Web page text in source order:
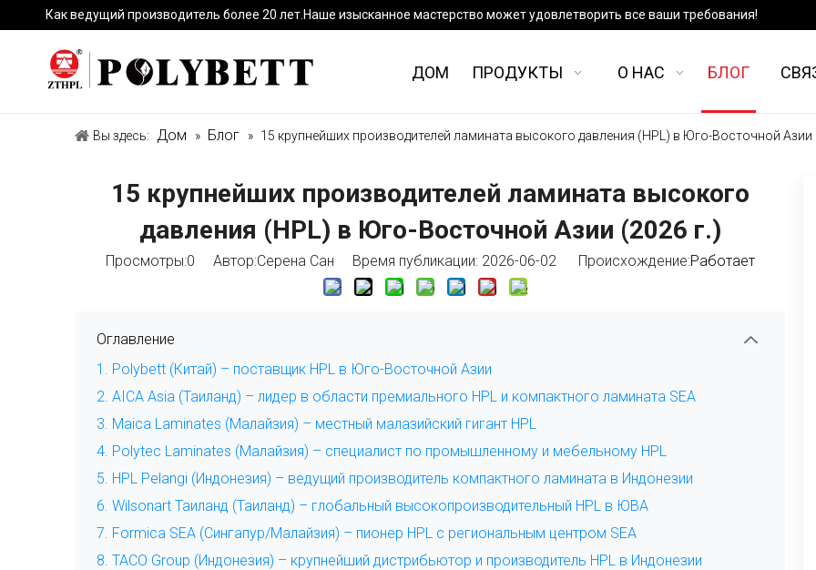
Как ведущий производитель более 20 лет.Наше изысканное мастерство может удовлетворить все ваши требования!
ДОМ ПРОДУКТЫ О НАС БЛОГ
Вы здесь: Дом » Блог » 15 крупнейших производителей ламината высокого давления (HPL) в Юго-Восточной Азии
15 крупнейших производителей ламината высокого
давления (HPL) в Юго-Восточной Азии (2026 г.)
Просмотры:0 Автор:Серена Сан Время публикации: 2026-06-02 Происхождение:Работает
Оглавление
1. Polybett (Китай) – поставщик HPL в Юго-Восточной Азии
2. AICA Asia (Таиланд) – лидер в области премиального HPL и компактного ламината SEA
3. Maica Laminates (Малайзия) – местный малазийский гигант HPL
4. Polytec Laminates (Малайзия) – специалист по промышленному и мебельному HPL
5. HPL Pelangi (Индонезия) – ведущий производитель компактного ламината в Индонезии
6. Wilsonart Таиланд (Таиланд) – глобальный высокопроизводительный HPL в ЮВА
7. Formica SEA (Сингапур/Малайзия) – пионер HPL с региональным центром SEA
8. TACO Group (Индонезия) – крупнейший дистрибьютор и производитель HPL в Индонезии